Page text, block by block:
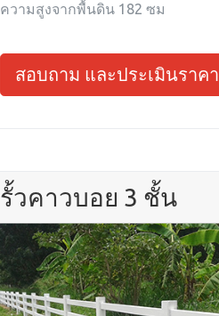
ความสูงจากพื้นดิน 182 ซม
สอบถาม และประเมินราคา
รั้วคาวบอย 3 ชั้น